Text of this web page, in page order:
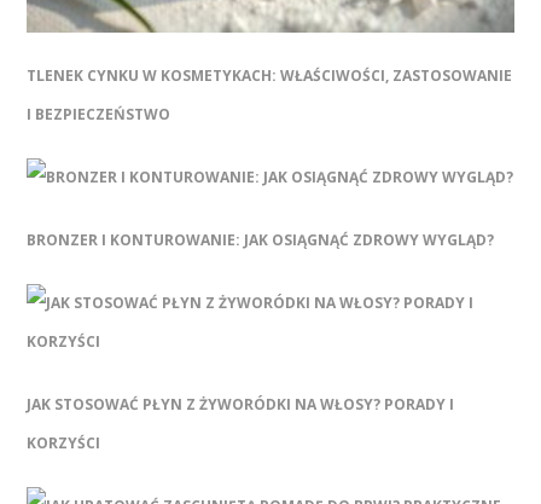
TLENEK CYNKU W KOSMETYKACH: WŁAŚCIWOŚCI, ZASTOSOWANIE
I BEZPIECZEŃSTWO
BRONZER I KONTUROWANIE: JAK OSIĄGNĄĆ ZDROWY WYGLĄD?
JAK STOSOWAĆ PŁYN Z ŻYWORÓDKI NA WŁOSY? PORADY I
KORZYŚCI